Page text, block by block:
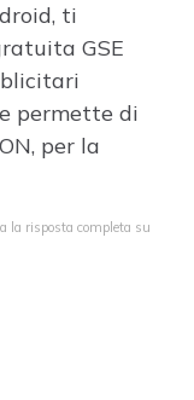
ti
GSE
permette di
per la
la risposta completa su